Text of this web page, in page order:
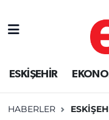
ESKİŞEHİR
HABERLER